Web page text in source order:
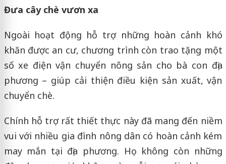
Đưa cây chè vươn xa
Ngoài hoạt động hỗ trợ những hoàn cảnh khó
khăn được an cư, chương trình còn trao tặng một
số xe điện vận chuyển nông sản cho bà con địa
phương – giúp cải thiện điều kiện sản xuất, vận
chuyển chè.
Chính hỗ trợ rất thiết thực này đã mang đến niềm
vui với nhiều gia đình nông dân có hoàn cảnh kém
may mắn tại địa phương. Họ không còn những